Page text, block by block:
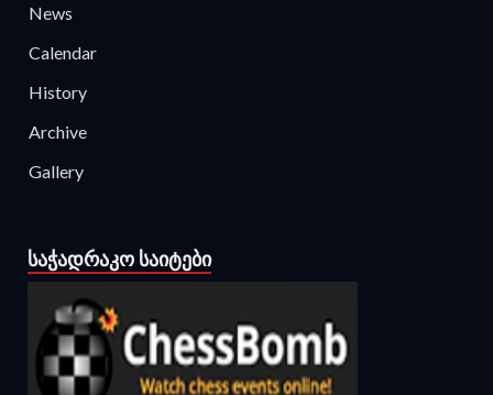
News
Calendar
History
Archive
Gallery
ᲡᲐᲭᲐᲓᲠᲐᲙᲝ ᲡᲐᲘᲢᲔᲑᲘ